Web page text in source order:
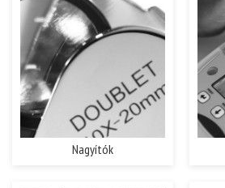
Nagyítók